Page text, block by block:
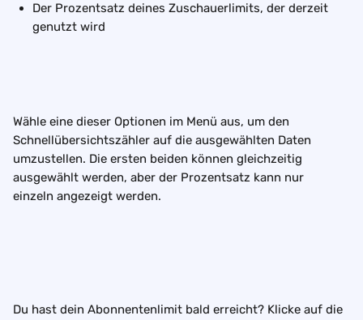
Der Prozentsatz deines Zuschauerlimits, der derzeit
genutzt wird
Wähle eine dieser Optionen im Menü aus, um den
Schnellübersichtszähler auf die ausgewählten Daten
umzustellen. Die ersten beiden können gleichzeitig
ausgewählt werden, aber der Prozentsatz kann nur
einzeln angezeigt werden.
Du hast dein Abonnentenlimit bald erreicht? Klicke auf die